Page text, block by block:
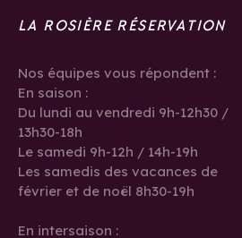
LA ROSIÈRE RÉSERVATION
Nos équipes vous répondent :
En saison :
Du lundi au vendredi 9h-12h30 /
13h30-18h
Le samedi 9h-12h / 14h-19h
Les samedis des vacances de
février et de noël 8h30-19h
En intersaison :